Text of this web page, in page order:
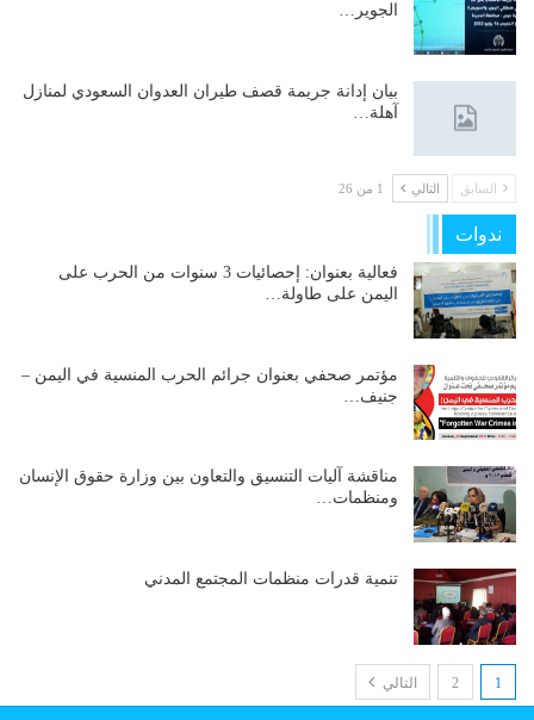
الجوير…
بيان إدانة جريمة قصف طيران العدوان السعودي لمنازل
آهلة…
السابق التالي 1 من 26
ندوات
فعالية بعنوان: إحصائيات 3 سنوات من الحرب على
اليمن على طاولة…
مؤتمر صحفي بعنوان جرائم الحرب المنسية في اليمن –
جنيف…
مناقشة آليات التنسيق والتعاون بين وزارة حقوق الإنسان
ومنظمات…
تنمية قدرات منظمات المجتمع المدني
1
2 التالي